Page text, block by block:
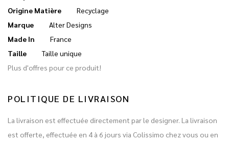
Origine Matière
Recyclage
Marque
Alter Designs
Made In
France
Taille
Taille unique
Plus d'offres pour ce produit!
POLITIQUE DE LIVRAISON
La livraison est effectuée directement par le designer. La livraison
est offerte, effectuée en 4 à 6 jours via Colissimo chez vous ou en